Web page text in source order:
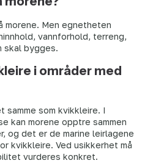
morene. Men egnetheten
vannforhold, terreng,
skal bygges.
i områder med
samme som kvikkleire. I
kan morene opptre sammen
og det er de marine leirlagene
kvikkleire. Ved usikkerhet må
vurderes konkret.